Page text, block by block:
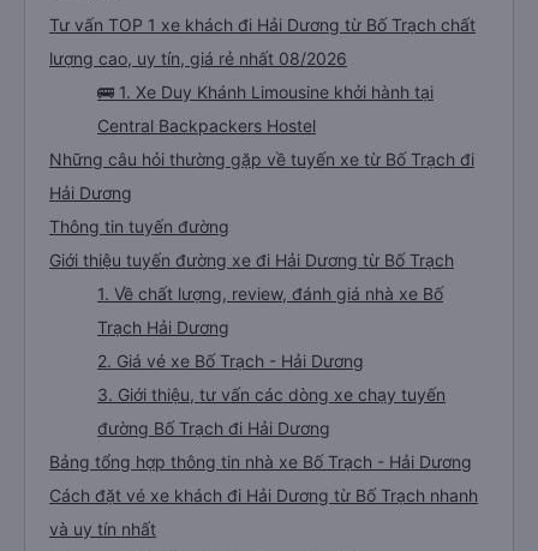
Tư vấn TOP 1 xe khách đi Hải Dương từ Bố Trạch chất
lượng cao, uy tín, giá rẻ nhất 08/2026
🚌 1. Xe Duy Khánh Limousine khởi hành tại
Central Backpackers Hostel
Những câu hỏi thường gặp về tuyến xe từ Bố Trạch đi
Hải Dương
Thông tin tuyến đường
Giới thiệu tuyến đường xe đi Hải Dương từ Bố Trạch
1. Về chất lượng, review, đánh giá nhà xe Bố
Trạch Hải Dương
2. Giá vé xe Bố Trạch - Hải Dương
3. Giới thiệu, tư vấn các dòng xe chạy tuyến
đường Bố Trạch đi Hải Dương
Bảng tổng hợp thông tin nhà xe Bố Trạch - Hải Dương
Cách đặt vé xe khách đi Hải Dương từ Bố Trạch nhanh
và uy tín nhất